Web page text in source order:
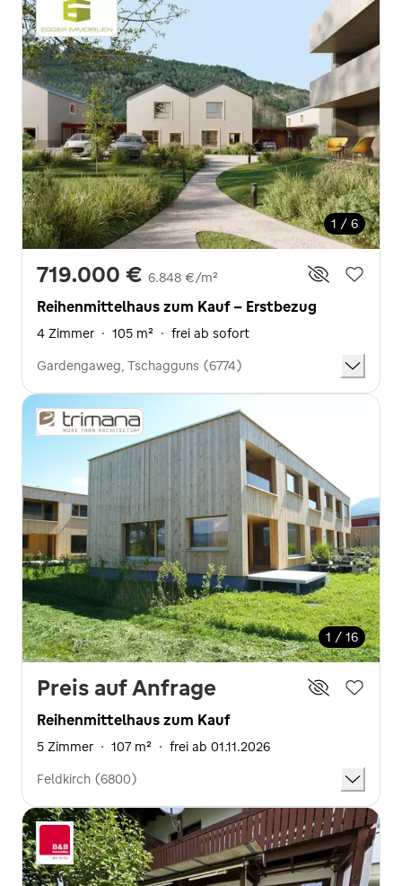
1 / 6
719.000 € 6.848 €/m²
Reihenmittelhaus zum Kauf - Erstbezug
4 Zimmer · 105 m² · frei ab sofort
Gardengaweg, Tschagguns (6774)
1 / 16
Preis auf Anfrage
Reihenmittelhaus zum Kauf
5 Zimmer · 107 m² · frei ab 01.11.2026
Feldkirch (6800)